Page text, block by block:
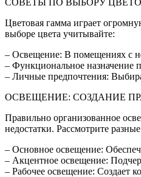
Цветовая гамма играет
выборе цвета учитывайте:
– Освещение: В помещениях с
– Функциональное назначение
– Личные предпочтения:
ОСВЕЩЕНИЕ: СОЗДАНИЕ
Правильно организованное
недостатки. Рассмотрите
– Основное освещение:
– Акцентное освещение:
– Рабочее освещение: Создает